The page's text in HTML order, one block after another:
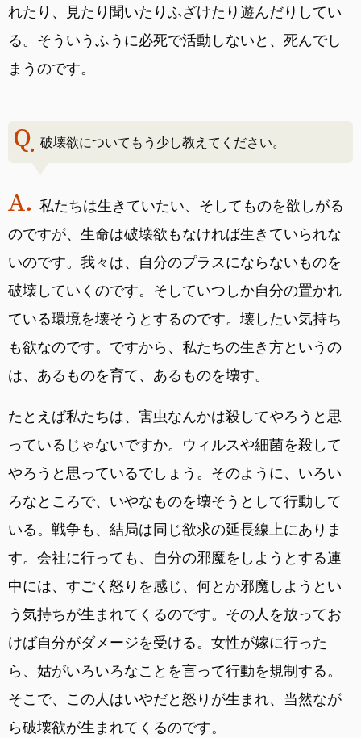
れたり、見たり聞いたりふざけたり遊んだりしてい
る。そういうふうに必死で活動しないと、死んでし
まうのです。
破壊欲についてもう少し教えてください。
私たちは生きていたい、そしてものを欲しがる
のですが、生命は破壊欲もなければ生きていられな
いのです。我々は、自分のプラスにならないものを
破壊していくのです。そしていつしか自分の置かれ
ている環境を壊そうとするのです。壊したい気持ち
も欲なのです。ですから、私たちの生き方というの
は、あるものを育て、あるものを壊す。
たとえば私たちは、害虫なんかは殺してやろうと思
っているじゃないですか。ウィルスや細菌を殺して
やろうと思っているでしょう。そのように、いろい
ろなところで、いやなものを壊そうとして行動して
いる。戦争も、結局は同じ欲求の延長線上にありま
す。会社に行っても、自分の邪魔をしようとする連
中には、すごく怒りを感じ、何とか邪魔しようとい
う気持ちが生まれてくるのです。その人を放ってお
けば自分がダメージを受ける。女性が嫁に行った
ら、姑がいろいろなことを言って行動を規制する。
そこで、この人はいやだと怒りが生まれ、当然なが
ら破壊欲が生まれてくるのです。